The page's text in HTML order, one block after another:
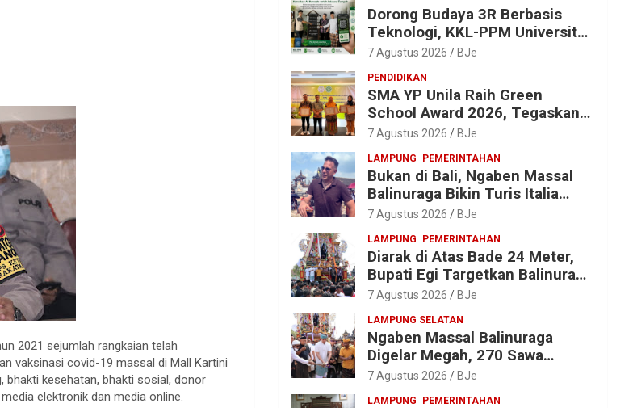
2021 sejumlah rangkaian telah
vaksinasi covid-19 massal di Mall Kartini
bhakti kesehatan, bhakti sosial, donor
elektronik dan media online.
Dorong Budaya 3R Berbasis
Teknologi, KKL-PPM Universitas
Malahayati Kenalkan AI Barcode
7 Agustus 2026 BJe
PENDIDIKAN
SMA YP Unila Raih Green
School Award 2026, Tegaskan
Komitmen Wujudkan Sekolah
7 Agustus 2026 BJe
LAMPUNG PEMERINTAHAN
Bukan di Bali, Ngaben Massal
Balinuraga Bikin Turis Italia
Terpukau, Puluhan Ribu Orang
7 Agustus 2026 BJe
LAMPUNG PEMERINTAHAN
Diarak di Atas Bade 24 Meter,
Bupati Egi Targetkan Balinuraga
Jadi Desa Wisata Budaya 2027
7 Agustus 2026 BJe
LAMPUNG SELATAN
Ngaben Massal Balinuraga
Digelar Megah, 270 Sawa
Diantar dalam Tradisi Suci yang
7 Agustus 2026 BJe
LAMPUNG PEMERINTAHAN